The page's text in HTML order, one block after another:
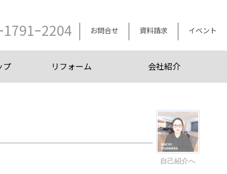
1791ｰ2204 お問合せ 資料請求 イベント
プ リフォーム 会社紹介
自己紹介へ